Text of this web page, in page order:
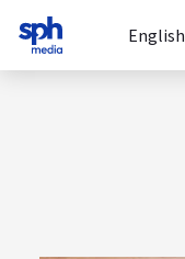
English